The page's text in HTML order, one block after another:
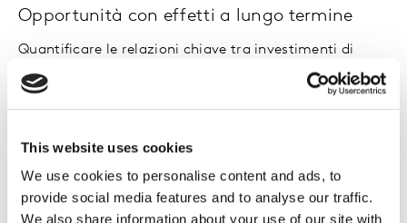
This website uses cookies
We use cookies to personalise content and ads, to
provide social media features and to analyse our traffic.
We also share information about your use of our site with
Opportunità con effetti a lungo termine
Quantificare le relazioni chiave tra investimenti di
marketing e i KPI di brand, valutando le opportunità
per stimolare una maggiore domanda.
Giustificare il continuo investimento del
brand
Il nostro approccio si concentra sulle attività che